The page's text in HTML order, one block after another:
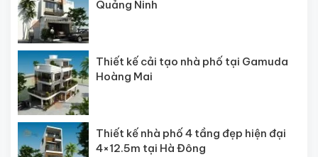
Quảng Ninh
Thiết kế cải tạo nhà phố tại Gamuda
Hoàng Mai
Thiết kế nhà phố 4 tầng đẹp hiện đại
4×12.5m tại Hà Đông